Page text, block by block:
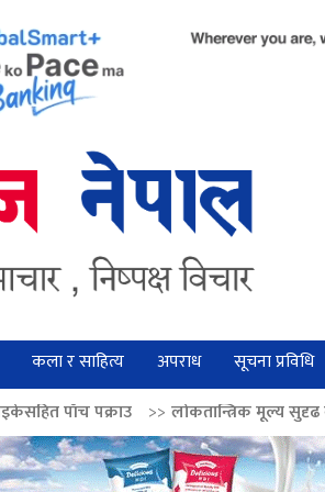
कला र साहित्य अपराध सूचना प्रविधि
>>लोकतान्त्रिक मूल्य सुदृढ बनाउन अग्रज नेताको